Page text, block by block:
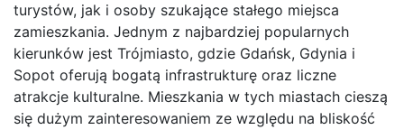
turystów, jak i osoby szukające stałego miejsca
zamieszkania. Jednym z najbardziej popularnych
kierunków jest Trójmiasto, gdzie Gdańsk, Gdynia i
Sopot oferują bogatą infrastrukturę oraz liczne
atrakcje kulturalne. Mieszkania w tych miastach cieszą
się dużym zainteresowaniem ze względu na bliskość